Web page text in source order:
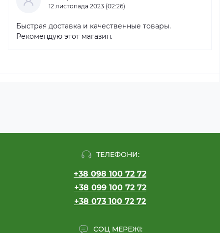
12 листопада 2023 (02:26)
Быстрая доставка и качественные товары.
Рекомендую этот магазин.
ТЕЛЕФОНИ:
+38 098 100 72 72
+38 099 100 72 72
+38 073 100 72 72
СОЦ МЕРЕЖІ: